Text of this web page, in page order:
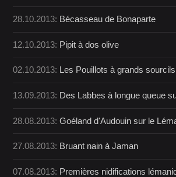
28.10.2013: Bécasseau de Bonaparte
12.10.2013: Pipit à dos olive
02.10.2013: Les Pouillots à grands
13.09.2013: Des Labbes à longue queue
28.08.2013:Goéland d'Audouin sur le
27.08.2013: Bruant nain à Jaman
07.08.2013: Premières nidifications